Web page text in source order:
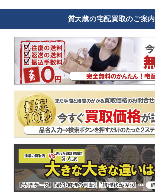
質大蔵の宅配買取のご案内